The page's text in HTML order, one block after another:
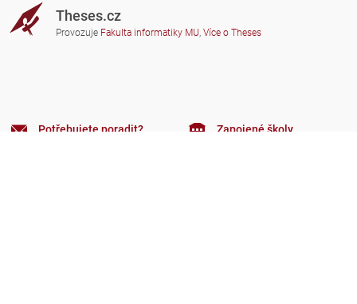
Theses.cz
Provozuje Fakulta informatiky MU, Více o Theses
Potřebujete poradit? Zapojené školy